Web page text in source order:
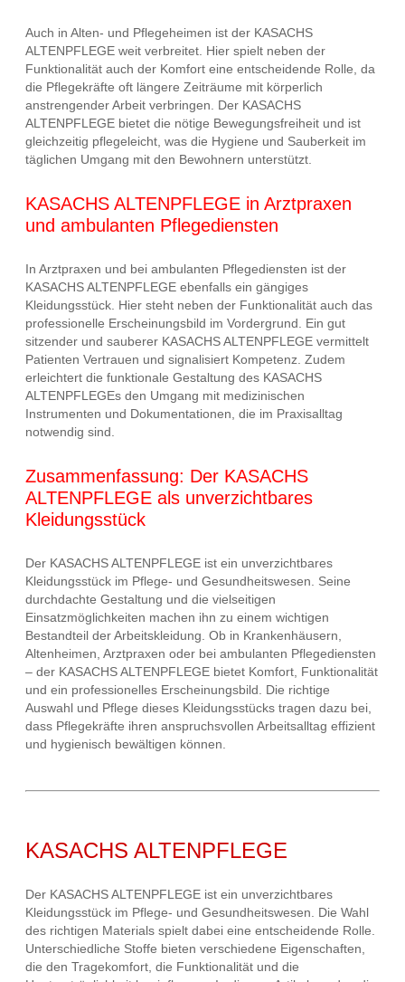
Auch in Alten- und Pflegeheimen ist der KASACHS
ALTENPFLEGE weit verbreitet. Hier spielt neben der
Funktionalität auch der Komfort eine entscheidende Rolle, da
die Pflegekräfte oft längere Zeiträume mit körperlich
anstrengender Arbeit verbringen. Der KASACHS
ALTENPFLEGE bietet die nötige Bewegungsfreiheit und ist
gleichzeitig pflegeleicht, was die Hygiene und Sauberkeit im
täglichen Umgang mit den Bewohnern unterstützt.
KASACHS ALTENPFLEGE in Arztpraxen
und ambulanten Pflegediensten
In Arztpraxen und bei ambulanten Pflegediensten ist der
KASACHS ALTENPFLEGE ebenfalls ein gängiges
Kleidungsstück. Hier steht neben der Funktionalität auch das
professionelle Erscheinungsbild im Vordergrund. Ein gut
sitzender und sauberer KASACHS ALTENPFLEGE vermittelt
Patienten Vertrauen und signalisiert Kompetenz. Zudem
erleichtert die funktionale Gestaltung des KASACHS
ALTENPFLEGEs den Umgang mit medizinischen
Instrumenten und Dokumentationen, die im Praxisalltag
notwendig sind.
Zusammenfassung: Der KASACHS
ALTENPFLEGE als unverzichtbares
Kleidungsstück
Der KASACHS ALTENPFLEGE ist ein unverzichtbares
Kleidungsstück im Pflege- und Gesundheitswesen. Seine
durchdachte Gestaltung und die vielseitigen
Einsatzmöglichkeiten machen ihn zu einem wichtigen
Bestandteil der Arbeitskleidung. Ob in Krankenhäusern,
Altenheimen, Arztpraxen oder bei ambulanten Pflegediensten
– der KASACHS ALTENPFLEGE bietet Komfort, Funktionalität
und ein professionelles Erscheinungsbild. Die richtige
Auswahl und Pflege dieses Kleidungsstücks tragen dazu bei,
dass Pflegekräfte ihren anspruchsvollen Arbeitsalltag effizient
und hygienisch bewältigen können.
KASACHS ALTENPFLEGE
Der KASACHS ALTENPFLEGE ist ein unverzichtbares
Kleidungsstück im Pflege- und Gesundheitswesen. Die Wahl
des richtigen Materials spielt dabei eine entscheidende Rolle.
Unterschiedliche Stoffe bieten verschiedene Eigenschaften,
die den Tragekomfort, die Funktionalität und die